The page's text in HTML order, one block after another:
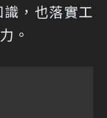
，也落實工
。